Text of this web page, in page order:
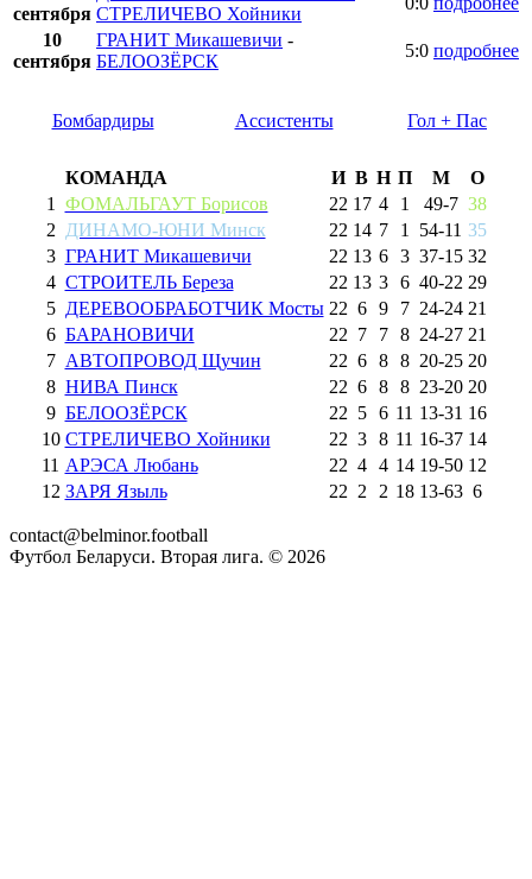
сентября СТРЕЛИЧЕВО Хойники
10
сентября
ГРАНИТ Микашевичи -
БЕЛООЗЁРСК
5:0 подробнее
Бомбардиры Ассистенты Гол + Пас
КОМАНДА И В Н П М
О
1
ФОМАЛЬГАУТ Борисов 22 17 4 1 49-7 38
2
ДИНАМО-ЮНИ Минск 22 14 7 1 54-11 35
3 ГРАНИТ Микашевичи 22 13 6 3 37-15 32
4 СТРОИТЕЛЬ Береза 22 13 3 6 40-22 29
5 ДЕРЕВООБРАБОТЧИК Мосты 22 6 9 7 24-24 21
6 БАРАНОВИЧИ 22 7 7 8 24-27 21
7 АВТОПРОВОД Щучин 22 6 8 8 20-25 20
8 НИВА Пинск 22 6 8 8 23-20 20
9 БЕЛООЗЁРСК 22 5 6 11 13-31 16
10 СТРЕЛИЧЕВО Хойники 22 3 8 11 16-37 14
11 АРЭСА Любань 22 4 4 14 19-50 12
12 ЗАРЯ Языль 22 2 2 18 13-63 6
contact@belminor.football
Футбол Беларуси. Вторая лига. © 2026